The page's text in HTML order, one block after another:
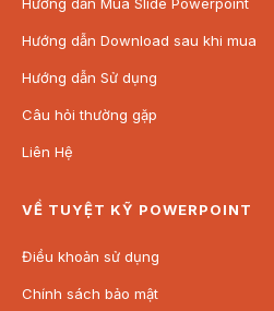
Hướng dẫn Download sau khi mua
Hướng dẫn Sử dụng
Câu hỏi thường gặp
Liên Hệ
VỀ TUYỆT KỸ POWERPOINT
Điều khoản sử dụng
Chính sách bảo mật